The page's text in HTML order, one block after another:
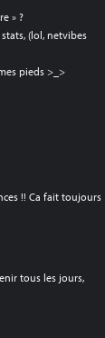
» ?
(lol, netvibes
pieds >_>
!! Ca fait toujours
tous les jours,